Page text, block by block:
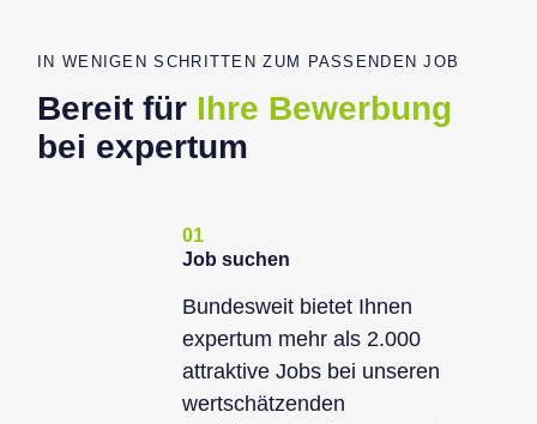
IN WENIGEN SCHRITTEN ZUM PASSENDEN JOB
Bereit für Ihre Bewerbung
bei expertum
01
Job suchen
Bundesweit bietet Ihnen
expertum mehr als 2.000
attraktive Jobs bei unseren
wertschätzenden